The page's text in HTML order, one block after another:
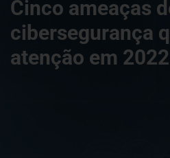
Cinco ameaças
cibersegurança
atenção em 2022